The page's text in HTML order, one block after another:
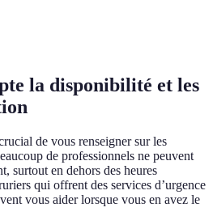
la disponibilité et les
de vous renseigner sur les
de professionnels ne peuvent
surtout en dehors des heures
qui offrent des services d’urgence
vous aider lorsque vous en avez le